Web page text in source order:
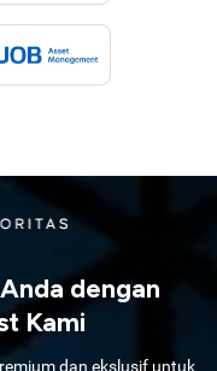
dengan
Kami
dan ekslusif untuk